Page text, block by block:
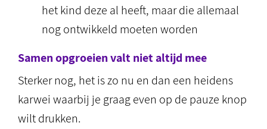
het kind deze al heeft, maar die allemaal
nog ontwikkeld moeten worden
Samen opgroeien valt niet altijd mee
Sterker nog, het is zo nu en dan een heidens
karwei waarbij je graag even op de pauze knop
wilt drukken.